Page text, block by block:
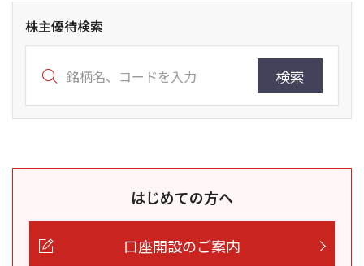
株主優待検索
検索
はじめての方へ
口座開設のご案内